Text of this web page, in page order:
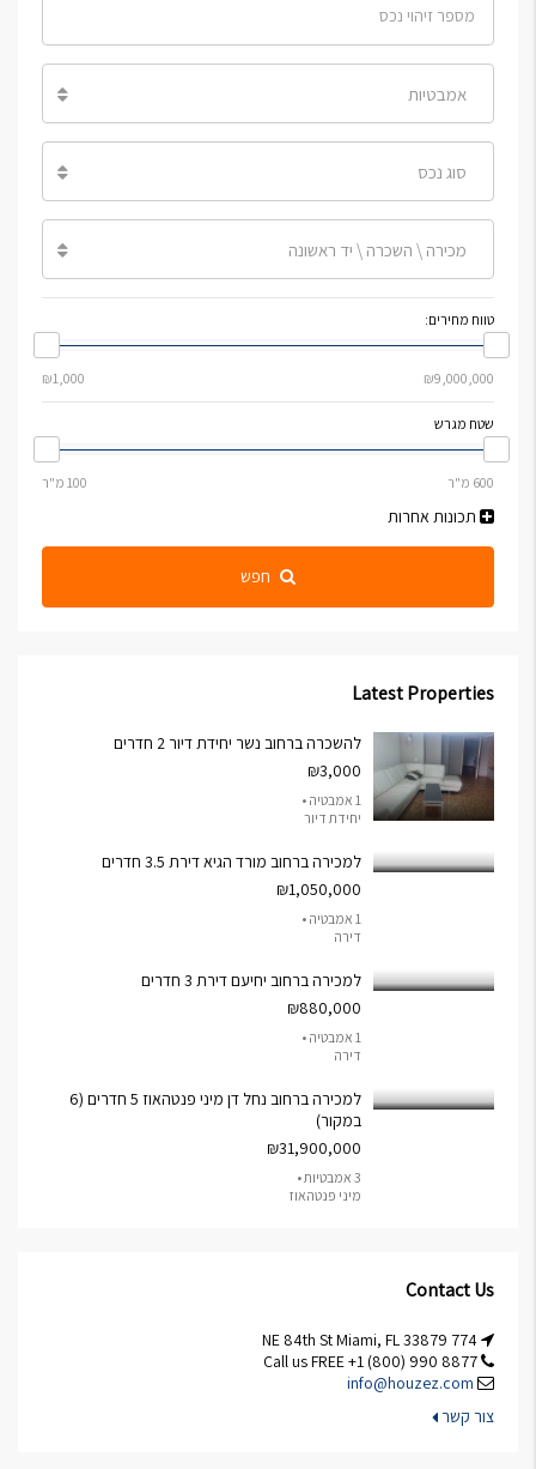
אמבטיות
סוג נכס
מכירה \ השכרה \ יד ראשונה
טווח מחירים:
שטח מגרש
תכונות אחרות
חפש
Latest Properties
להשכרה ברחוב נשר יחידת דיור 2 חדרים
₪3,000
1 אמבטיה •
יחידת דיור
למכירה ברחוב מורד הגיא דירת 3.5 חדרים
₪1,050,000
1 אמבטיה •
דירה
למכירה ברחוב יחיעם דירת 3 חדרים
₪880,000
1 אמבטיה •
דירה
למכירה ברחוב נחל דן מיני פנטהאוז 5 חדרים (6
במקור)
₪31,900,000
3 אמבטיות •
מיני פנטהאוז
Contact Us
info@houzez.com
צור קשר